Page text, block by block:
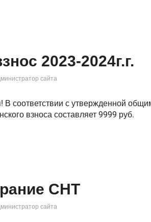
2023-2024г.г.
сайта
соответствии с утвержденной
взноса составляет 9999 руб.
СНТ
сайта